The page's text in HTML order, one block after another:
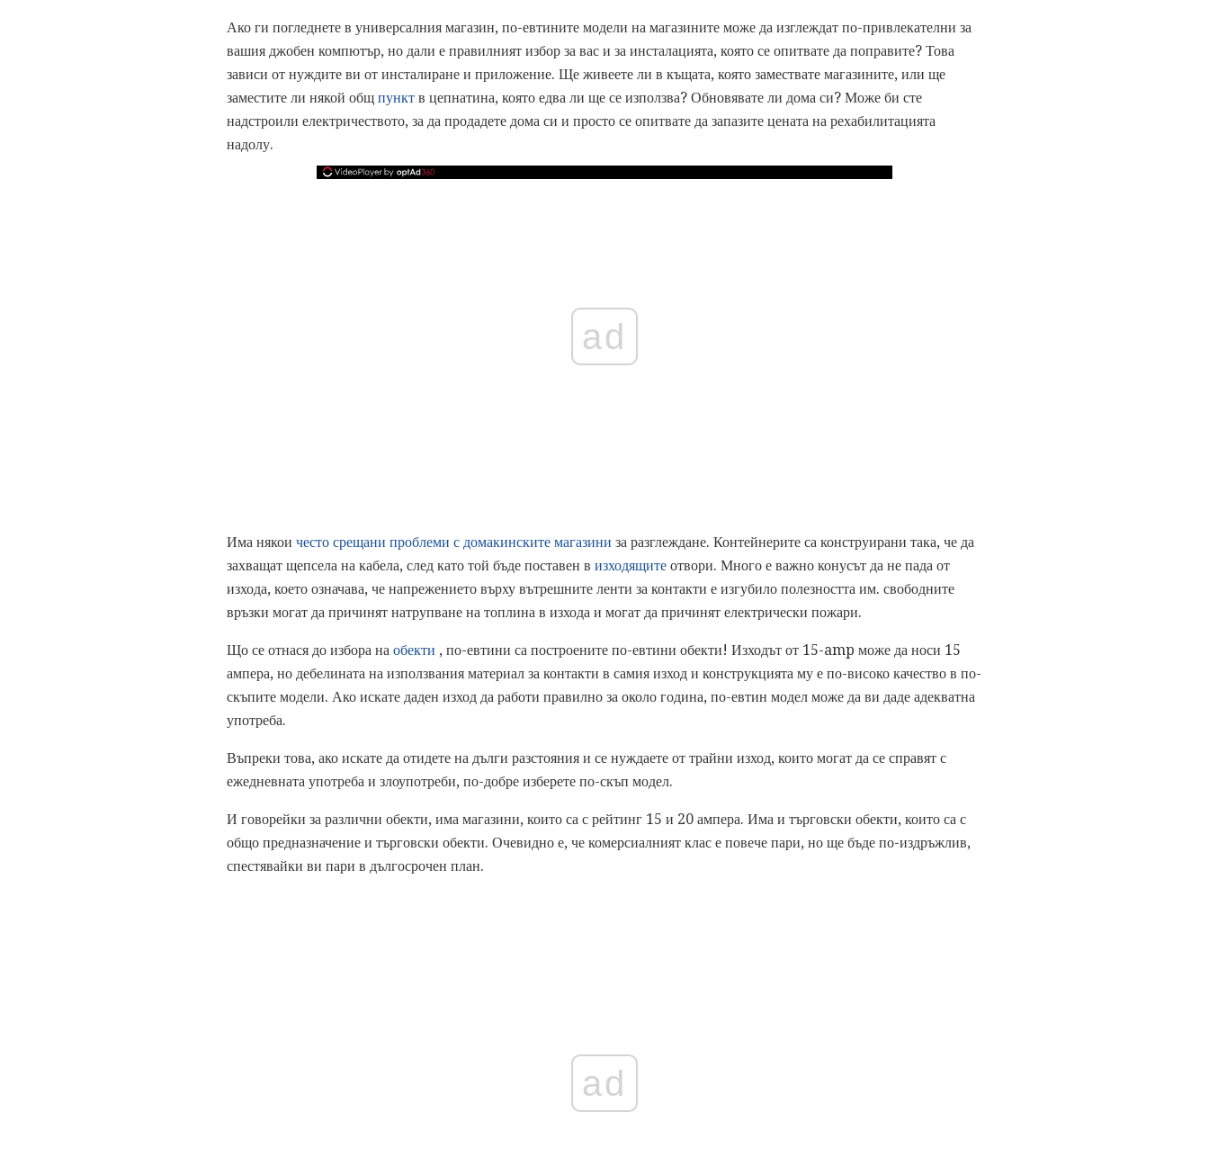
Ако ги погледнете в универсалния магазин, по-евтините модели на магазините може да изглеждат по-привлекателни за
вашия джобен компютър, но дали е правилният избор за вас и за инсталацията, която се опитвате да поправите? Това
зависи от нуждите ви от инсталиране и приложение. Ще живеете ли в къщата, която замествате магазините, или ще
заместите ли някой общ пункт в цепнатина, която едва ли ще се използва? Обновявате ли дома си? Може би сте
надстроили електричеството, за да продадете дома си и просто се опитвате да запазите цената на рехабилитацията
надолу.
ad
Има някои често срещани проблеми с домакинските магазини за разглеждане. Контейнерите са конструирани така, че да
захващат щепсела на кабела, след като той бъде поставен в изходящите отвори. Много е важно конусът да не пада от
изхода, което означава, че напрежението върху вътрешните ленти за контакти е изгубило полезността им. свободните
връзки могат да причинят натрупване на топлина в изхода и могат да причинят електрически пожари.
Що се отнася до избора на обекти , по-евтини са построените по-евтини обекти! Изходът от 15-amp може да носи 15
ампера, но дебелината на използвания материал за контакти в самия изход и конструкцията му е по-високо качество в по-
скъпите модели. Ако искате даден изход да работи правилно за около година, по-евтин модел може да ви даде адекватна
употреба.
Въпреки това, ако искате да отидете на дълги разстояния и се нуждаете от трайни изход, които могат да се справят с
ежедневната употреба и злоупотреби, по-добре изберете по-скъп модел.
И говорейки за различни обекти, има магазини, които са с рейтинг 15 и 20 ампера. Има и търговски обекти, които са с
общо предназначение и търговски обекти. Очевидно е, че комерсиалният клас е повече пари, но ще бъде по-издръжлив,
спестявайки ви пари в дългосрочен план.
ad